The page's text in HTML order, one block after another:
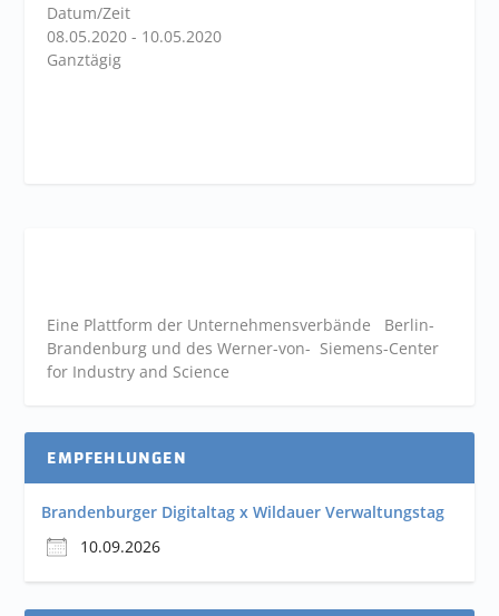
Datum/Zeit
08.05.2020 - 10.05.2020
Ganztägig
Eine Plattform der Unternehmensverbände Berlin-
Brandenburg und des Werner-von- Siemens-Center
for Industry and Science
EMPFEHLUNGEN
Brandenburger Digitaltag x Wildauer Verwaltungstag
10.09.2026